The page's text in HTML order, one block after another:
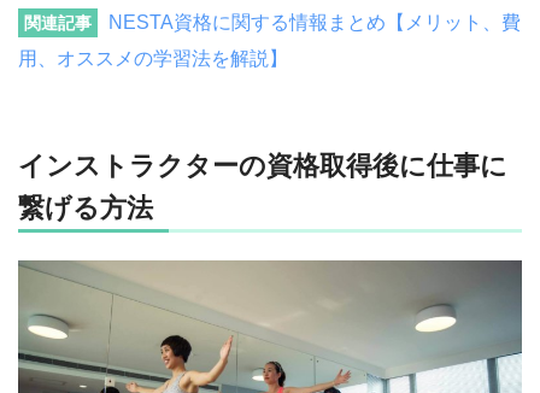
関連記事
NESTA資格に関する情報まとめ【メリット、費
用、オススメの学習法を解説】
インストラクターの資格取得後に仕事に
繋げる方法